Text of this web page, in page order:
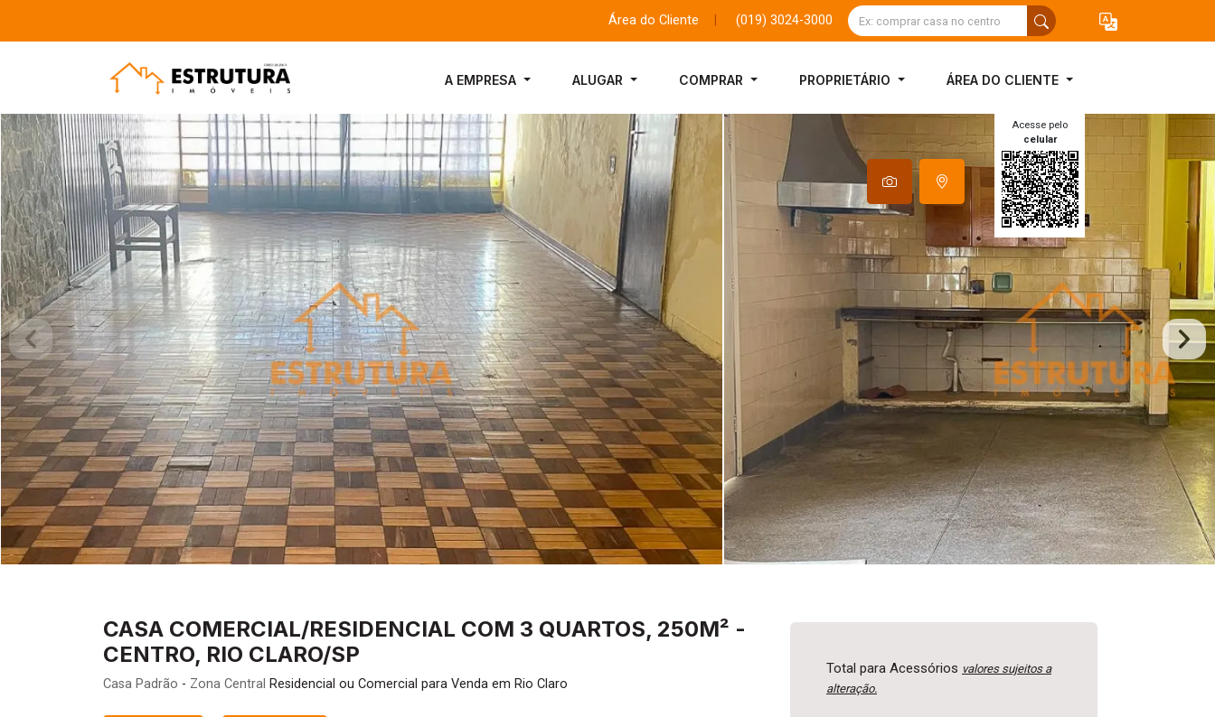
Área do Cliente (019) 3024-3000
A EMPRESA ALUGAR COMPRAR PROPRIETÁRIO ÁREA DO CLIENTE
Acesse pelo
celular
CASA COMERCIAL/RESIDENCIAL COM 3 QUARTOS, 250M² -
CENTRO, RIO CLARO/SP
Casa Padrão - Zona Central Residencial ou Comercial para Venda em Rio Claro
Total para Acessórios valores sujeitos a
alteração.